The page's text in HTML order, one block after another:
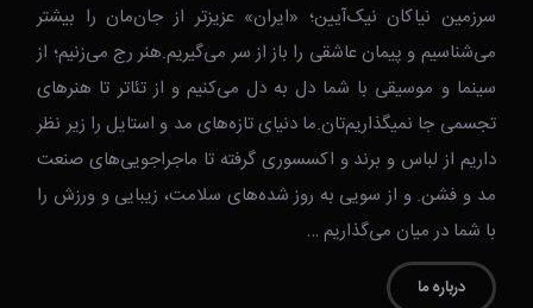
سرزمین نیاکان نیک‌‌‌آیین؛ «ایران» عزیزتر از جان‌مان را بیشتر
می‌شناسیم و پیمان عاشقی را باز از سر می‌گیریم.هنر رج می‌زنیم؛ از
سینما و موسیقی با شما دل به دل می‌کنیم و از تئاتر تا هنرهای
تجسمی جا نمیگذاریم‌تان.ما دنیای تازه‌های مد و استایل را زیر نظر
داریم از لباس و برند و اکسسوری گرفته تا ماجراجویی‌های صنعت
مد و فشن. و از سویی به روز شده‌های سلامت، زیبایی و ورزش را
با شما در میان می‌گذاریم …
درباره ما